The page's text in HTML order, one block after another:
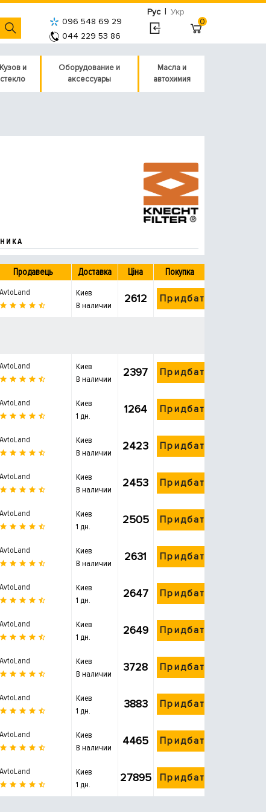
Рус | Укр
096 548 69 29
044 229 53 86
0
Кузов и
стекло
Оборудование и
аксессуары
Масла и
автохимия
Продавець Доставка Ціна Покупка
AvtoLand
Киев
В наличии
2612 Придбати
AvtoLand
Киев
В наличии
2397 Придбати
AvtoLand
Киев
1 дн.
1264 Придбати
AvtoLand
Киев
В наличии
2423 Придбати
AvtoLand
Киев
В наличии
2453 Придбати
AvtoLand
Киев
1 дн.
2505 Придбати
AvtoLand
Киев
В наличии
2631 Придбати
AvtoLand
Киев
1 дн.
2647 Придбати
AvtoLand
Киев
1 дн.
2649 Придбати
AvtoLand
Киев
В наличии
3728 Придбати
AvtoLand
Киев
1 дн.
3883 Придбати
AvtoLand
Киев
В наличии
4465 Придбати
AvtoLand
Киев
1 дн.
27895 Придбати